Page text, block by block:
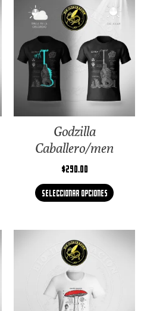
Godzilla
Caballero/men
$290.00
Seleccionar opciones